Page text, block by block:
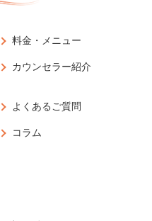
料金・メニュー
カウンセラー紹介
よくあるご質問
コラム